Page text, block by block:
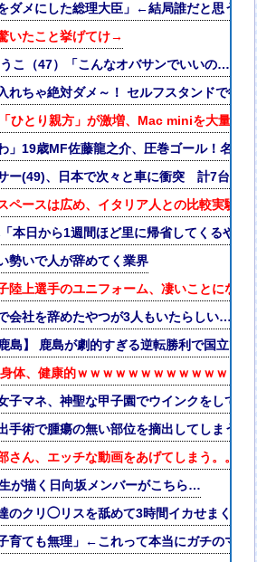
ダメにした総理大臣」←結局誰だと思う？
いたこと挙げてけ→
こ（47）「こんなオバサンでいいの…？」
れちゃ絶対ダメ～！ セルフスタンドで後
ひとり親方」が激増、Mac miniを大量購
」19歳MF佐藤龍之介、圧巻ゴール！名門
ー(49)、日本で次々と車に衝突 計7台巻
ペースは広め、イタリア人との比較実験で
「本日から1週間ほど里に帰省してくるや
勢いで人が辞めてく業界
陸上選手のユニフォーム、凄いことになる
会社を辞めたやつが3人もいたらしい…
島】 鹿島が劇的すぎる逆転勝利で国立で
体、健康的ｗｗｗｗｗｗｗｗｗｗｗｗｗｗ
子マネ、神聖な甲子園でウインクをしてし
手術で腫瘍の無い部位を摘出してしま
さん、エッチな動画をあげてしまう。。。
が描く日向坂メンバーがこちら…
のクリ◯リスを舐めて3時間イカせまくっ
育ても無理」←これって本当にガチのマジ